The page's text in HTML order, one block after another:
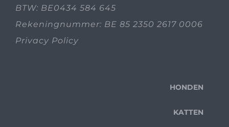
BTW: BE0434 584 645
Rekeningnummer: BE 85 2350 2617 0006
Privacy Policy
HONDEN
KATTEN